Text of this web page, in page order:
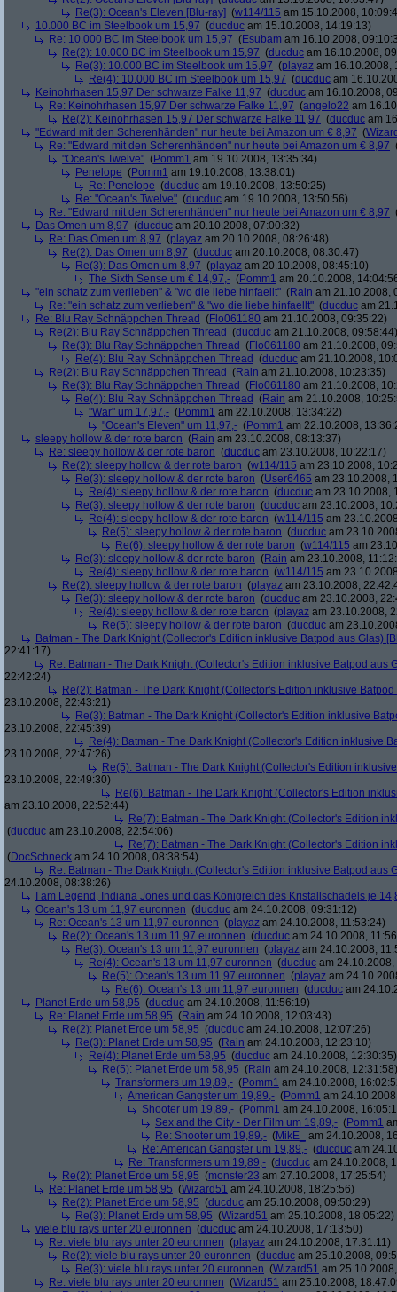
Re(3): Ocean's Eleven [Blu-ray] (w114/115 am 15.10.2008,
10.000 BC im Steelbook um 15,97 (ducduc am 15.10.2008, 14:19:13)
Re: 10.000 BC im Steelbook um 15,97 (Esubam am 16.10.2008,
Re(2): 10.000 BC im Steelbook um 15,97 (ducduc am 16.10.2008,
Re(3): 10.000 BC im Steelbook um 15,97 (playaz am 16.10.2008,
Re(4): 10.000 BC im Steelbook um 15,97 (ducduc am
Keinohrhasen 15,97 Der schwarze Falke 11,97 (ducduc am 16.10.2008,
Re: Keinohrhasen 15,97 Der schwarze Falke 11,97 (angelo22 am
Re(2): Keinohrhasen 15,97 Der schwarze Falke 11,97 (ducduc am
"Edward mit den Scherenhänden" nur heute bei Amazon um € 8,97 (
Re: "Edward mit den Scherenhänden" nur heute bei Amazon um € 8,97
"Ocean's Twelve" (Pomm1 am 19.10.2008, 13:35:34)
Penelope (Pomm1 am 19.10.2008, 13:38:01)
Re: Penelope (ducduc am 19.10.2008, 13:50:25)
Re: "Ocean's Twelve" (ducduc am 19.10.2008, 13:50:56)
Re: "Edward mit den Scherenhänden" nur heute bei Amazon um € 8,97
Das Omen um 8,97 (ducduc am 20.10.2008, 07:00:32)
Re: Das Omen um 8,97 (playaz am 20.10.2008, 08:26:48)
Re(2): Das Omen um 8,97 (ducduc am 20.10.2008, 08:30:47)
Re(3): Das Omen um 8,97 (playaz am 20.10.2008, 08:45:10)
The Sixth Sense um € 14,97,- (Pomm1 am 20.10.2008,
"ein schatz zum verlieben" & "wo die liebe hinfaellt" (Rain am 21.10.2008,
Re: "ein schatz zum verlieben" & "wo die liebe hinfaellt" (ducduc am
Re: Blu Ray Schnäppchen Thread (Flo061180 am 21.10.2008, 09:35:22)
Re(2): Blu Ray Schnäppchen Thread (ducduc am 21.10.2008, 09:58:44)
Re(3): Blu Ray Schnäppchen Thread (Flo061180 am 21.10.2008,
Re(4): Blu Ray Schnäppchen Thread (ducduc am 21.10.2008,
Re(2): Blu Ray Schnäppchen Thread (Rain am 21.10.2008, 10:23:35)
Re(3): Blu Ray Schnäppchen Thread (Flo061180 am 21.10.2008,
Re(4): Blu Ray Schnäppchen Thread (Rain am 21.10.2008,
"War" um 17,97,- (Pomm1 am 22.10.2008, 13:34:22)
"Ocean's Eleven" um 11,97,- (Pomm1 am 22.10.2008,
sleepy hollow & der rote baron (Rain am 23.10.2008, 08:13:37)
Re: sleepy hollow & der rote baron (ducduc am 23.10.2008, 10:22:17)
Re(2): sleepy hollow & der rote baron (w114/115 am 23.10.2008,
Re(3): sleepy hollow & der rote baron (User6465 am 23.10.2008,
Re(4): sleepy hollow & der rote baron (ducduc am 23.10.2008,
Re(3): sleepy hollow & der rote baron (ducduc am 23.10.2008,
Re(4): sleepy hollow & der rote baron (w114/115 am
Re(5): sleepy hollow & der rote baron (ducduc am
Re(6): sleepy hollow & der rote baron (w114/115 am
Re(3): sleepy hollow & der rote baron (Rain am 23.10.2008,
Re(4): sleepy hollow & der rote baron (w114/115 am
Re(2): sleepy hollow & der rote baron (playaz am 23.10.2008,
Re(3): sleepy hollow & der rote baron (ducduc am 23.10.2008,
Re(4): sleepy hollow & der rote baron (playaz am 23.10.2008,
Re(5): sleepy hollow & der rote baron (ducduc am
Batman - The Dark Knight (Collector's Edition inklusive Batpod aus Glas)
22:41:17)
Re: Batman - The Dark Knight (Collector's Edition inklusive Batpod aus
22:42:24)
Re(2): Batman - The Dark Knight (Collector's Edition inklusive
23.10.2008, 22:43:21)
Re(3): Batman - The Dark Knight (Collector's Edition inklusive
23.10.2008, 22:45:39)
Re(4): Batman - The Dark Knight (Collector's Edition inklusive
23.10.2008, 22:47:26)
Re(5): Batman - The Dark Knight (Collector's Edition
23.10.2008, 22:49:30)
Re(6): Batman - The Dark Knight (Collector's Edition
am 23.10.2008, 22:52:44)
Re(7): Batman - The Dark Knight (Collector's Edition
(ducduc am 23.10.2008, 22:54:06)
Re(7): Batman - The Dark Knight (Collector's Edition
(DocSchneck am 24.10.2008, 08:38:54)
Re: Batman - The Dark Knight (Collector's Edition inklusive Batpod aus
24.10.2008, 08:38:26)
I am Legend, Indiana Jones und das Königreich des Kristallschädels je
Ocean's 13 um 11,97 euronnen (ducduc am 24.10.2008, 09:31:12)
Re: Ocean's 13 um 11,97 euronnen (playaz am 24.10.2008, 11:53:24)
Re(2): Ocean's 13 um 11,97 euronnen (ducduc am 24.10.2008,
Re(3): Ocean's 13 um 11,97 euronnen (playaz am 24.10.2008,
Re(4): Ocean's 13 um 11,97 euronnen (ducduc am
Re(5): Ocean's 13 um 11,97 euronnen (playaz am
Re(6): Ocean's 13 um 11,97 euronnen (ducduc am
Planet Erde um 58,95 (ducduc am 24.10.2008, 11:56:19)
Re: Planet Erde um 58,95 (Rain am 24.10.2008, 12:03:43)
Re(2): Planet Erde um 58,95 (ducduc am 24.10.2008, 12:07:26)
Re(3): Planet Erde um 58,95 (Rain am 24.10.2008, 12:23:10)
Re(4): Planet Erde um 58,95 (ducduc am 24.10.2008, 12:30:35)
Re(5): Planet Erde um 58,95 (Rain am 24.10.2008, 12:31:58)
Transformers um 19,89,- (Pomm1 am 24.10.2008,
American Gangster um 19,89,- (Pomm1 am
Shooter um 19,89,- (Pomm1 am 24.10.2008,
Sex and the City - Der Film um 19,89,- (Pomm1
Re: Shooter um 19,89,- (MikE_
am 24.10.2008,
Re: American Gangster um 19,89,- (ducduc am
Re: Transformers um 19,89,- (ducduc am 24.10.2008,
Re(2): Planet Erde um 58,95 (monster23 am 27.10.2008, 17:25:54)
Re: Planet Erde um 58,95 (Wizard51 am 24.10.2008, 18:25:56)
Re(2): Planet Erde um 58,95 (ducduc am 25.10.2008, 09:50:29)
Re(3): Planet Erde um 58,95 (Wizard51 am 25.10.2008, 18:05:22)
viele blu rays unter 20 euronnen (ducduc am 24.10.2008, 17:13:50)
Re: viele blu rays unter 20 euronnen (playaz am 24.10.2008, 17:31:11)
Re(2): viele blu rays unter 20 euronnen (ducduc am 25.10.2008,
Re(3): viele blu rays unter 20 euronnen (Wizard51 am
Re: viele blu rays unter 20 euronnen (Wizard51 am 25.10.2008,